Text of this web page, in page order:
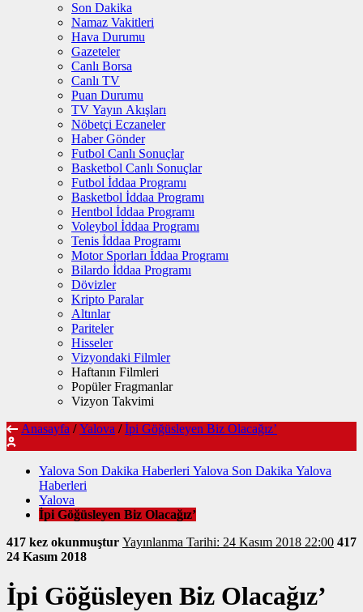
Son Dakika
Namaz Vakitleri
Hava Durumu
Gazeteler
Canlı Borsa
Canlı TV
Puan Durumu
TV Yayın Akışları
Nöbetçi Eczaneler
Haber Gönder
Futbol Canlı Sonuçlar
Basketbol Canlı Sonuçlar
Futbol İddaa Programı
Basketbol İddaa Programı
Hentbol İddaa Programı
Voleybol İddaa Programı
Tenis İddaa Programı
Motor Sporları İddaa Programı
Bilardo İddaa Programı
Dövizler
Kripto Paralar
Altınlar
Pariteler
Hisseler
Vizyondaki Filmler
Haftanın Filmleri
Popüler Fragmanlar
Vizyon Takvimi
Anasayfa / Yalova / İpi Göğüsleyen Biz Olacağız’
Yalova Son Dakika Haberleri Yalova Son Dakika Yalova
Haberleri
Yalova
İpi Göğüsleyen Biz Olacağız’
417 kez okunmuştur
Yayınlanma Tarihi: 24 Kasım 2018 22:00 417
24 Kasım 2018
İpi Göğüsleyen Biz Olacağız’